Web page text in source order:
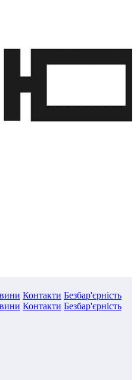
Контакти Безбар'єрність
Контакти Безбар'єрність